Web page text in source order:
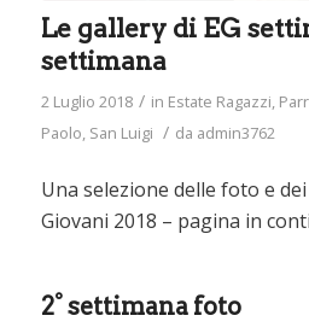
Le gallery di EG
settimana
2 Luglio 2018 / in Estate Ragazzi,
Paolo, San Luigi / da admin3762
Una selezione delle foto e
Giovani 2018 – pagina in
2° settimana foto